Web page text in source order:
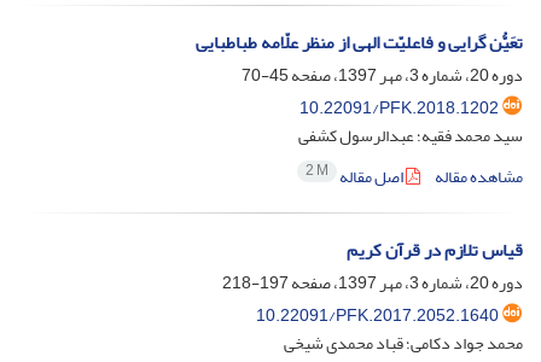
تعَیُّن گرایی و فاعلیّت الهی از منظر علّامه طباطبایی
دوره 20، شماره 3، مهر 1397، صفحه
45-70
10.22091/PFK.2018.1202
سید محمد فقیه؛ عبدالرسول کشفی
مشاهده مقاله
اصل مقاله 2 M
قیاس تلازم در قرآن کریم
دوره 20، شماره 3، مهر 1397، صفحه
197-218
10.22091/PFK.2017.2052.1640
محمد جواد دکامی؛ قباد محمدی شیخی